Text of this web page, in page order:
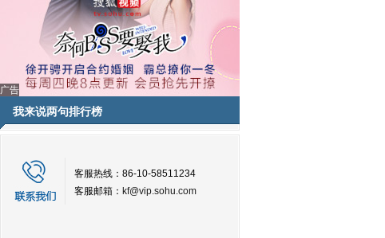
广告
我来说两句排行榜
客服热线：86-10-58511234
客服邮箱： kf@vip.sohu.com